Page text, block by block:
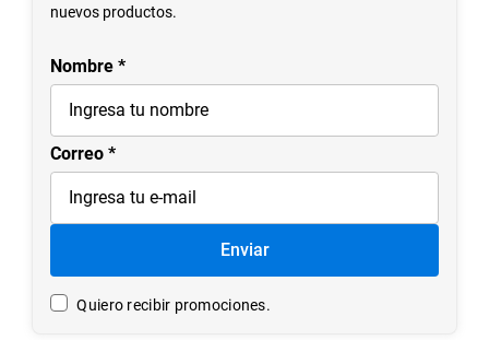
nuevos productos.
Nombre
Correo
Enviar
Quiero recibir promociones.